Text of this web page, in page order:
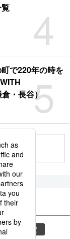
4
5
で220年の時を
・長谷）
地震